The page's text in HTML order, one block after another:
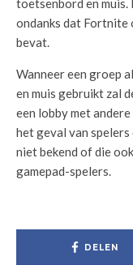
toetsenbord en
ondanks dat Fortnite
bevat.
Wanneer een groep
en muis gebruikt zal
een lobby met
het geval van spelers
niet bekend of die
gamepad-spelers.
DELEN